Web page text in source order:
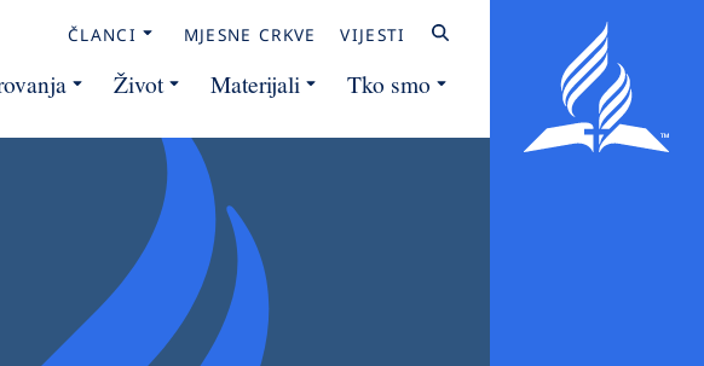
ČLANCI MJESNE CRKVE VIJESTI
Život Materijali Tko smo